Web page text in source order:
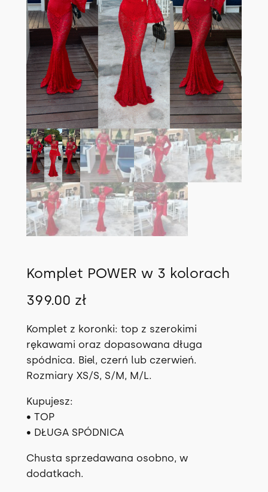
Komplet POWER w 3 kolorach
399.00 zł
Komplet z koronki: top z szerokimi
rękawami oraz dopasowana długa
spódnica. Biel, czerń lub czerwień.
Rozmiary XS/S, S/M, M/L.
Kupujesz:
• TOP
• DŁUGA SPÓDNICA
Chusta sprzedawana osobno, w
dodatkach.